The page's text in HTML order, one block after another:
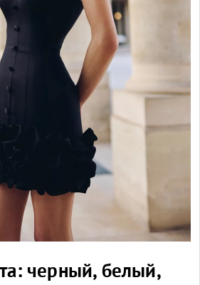
черный, белый,